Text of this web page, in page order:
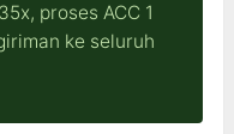
proses ACC 1
ke seluruh